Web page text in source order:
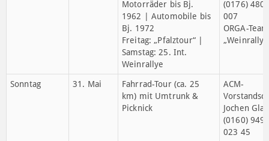
Einstellfahrt des ACM-
Oldtimer-Stammtisch
(separate Einladung
durch Wolfgang Weigelt
+ Dieter Steffens)
Wolfg.
(0179) 231
94
(0176) 480
007
25. Int. Weinrallye für
Dieter
Steffens
(0176) 480